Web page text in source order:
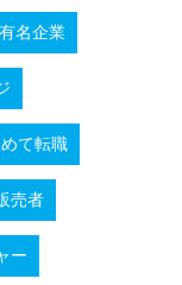
名企業
て転職
売者
ー